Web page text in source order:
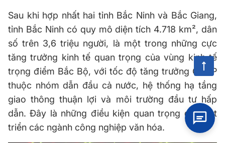
Sau khi hợp nhất hai tỉnh Bắc Ninh và Bắc Giang,
tỉnh Bắc Ninh có quy mô diện tích 4.718 km², dân
số trên 3,6 triệu người, là một trong những cực
tăng trưởng kinh tế quan trọng của vùng kinh tế
trọng điểm Bắc Bộ, với tốc độ tăng trưởng GRDP
thuộc nhóm dẫn đầu cả nước, hệ thống hạ tầng
giao thông thuận lợi và môi trường đầu tư hấp
dẫn. Đây là những điều kiện quan trọng để phát
triển các ngành công nghiệp văn hóa.